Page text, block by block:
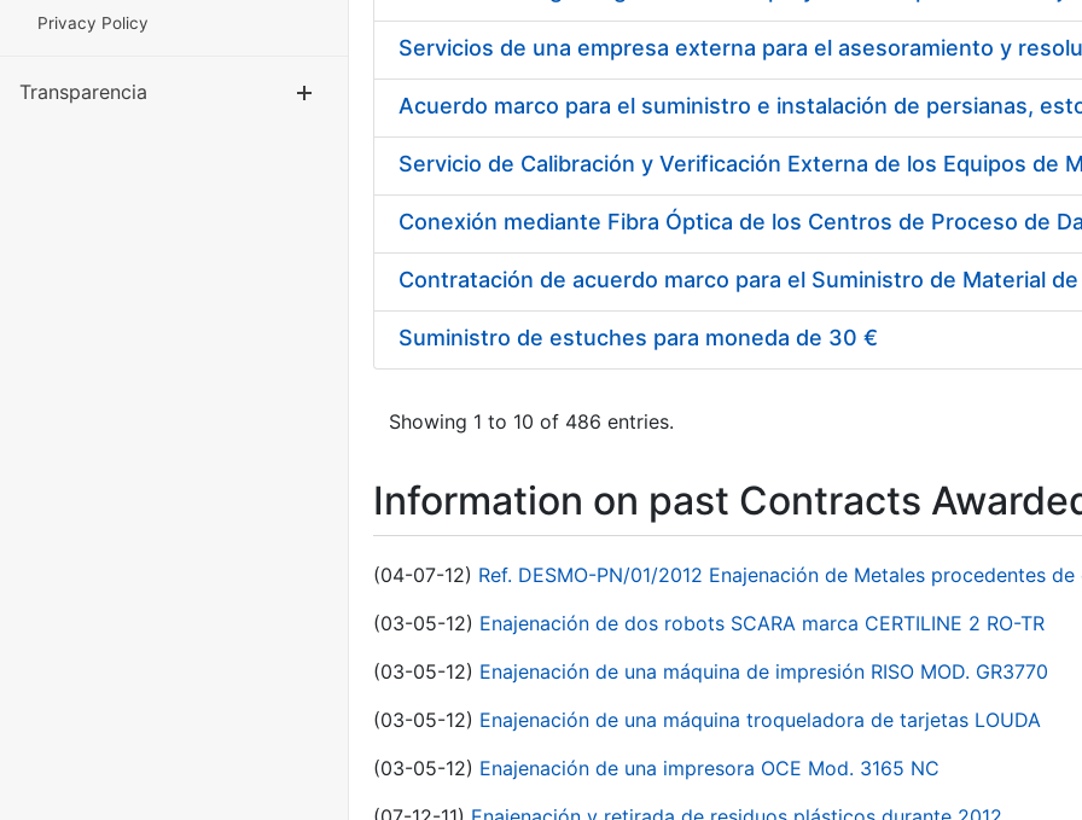
Privacy Policy
Transparencia Show/Hide
Acuerdo marco para el suministro e instalación de persianas,
Suministro de estuches para moneda de 30 €
Showing 1 to 10 of 486 entries.
Information on past Contracts
(04-07-12) Ref. DESMO-PN/01/2012 Enajenación de Metales procedentes
(03-05-12) Enajenación de dos robots SCARA marca CERTILINE 2 RO-TR
(03-05-12) Enajenación de una máquina de impresión RISO MOD. GR3770
(03-05-12) Enajenación de una máquina troqueladora de tarjetas LOUDA
(03-05-12) Enajenación de una impresora OCE Mod. 3165 NC